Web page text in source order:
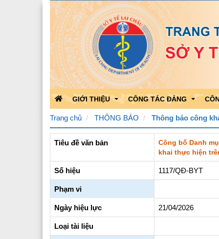
GIỚI THIỆU
Chức năng nhiệm vụ
Bộ máy tổ chức
Lãnh đạo Sở Y tế
Các phòng chức năng
CÔNG TÁC ĐẢNG
Học tập theo Bác
Bảo vệ nền tảng của Đảng
Triển khai văn bản của Đảng
Kết
Kết
Trang chủ THÔNG BÁO Thông báo công
Tiêu đề văn bản
Công bố Danh
khai thực hiện
Số hiệu 1117/QĐ-BYT
Phạm vi
Ngày hiệu lực 21/04/2026
Loại tài liệu